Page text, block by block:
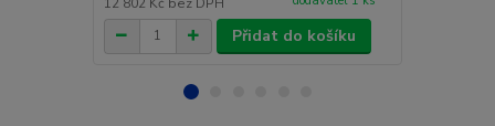
Přidat do košíku